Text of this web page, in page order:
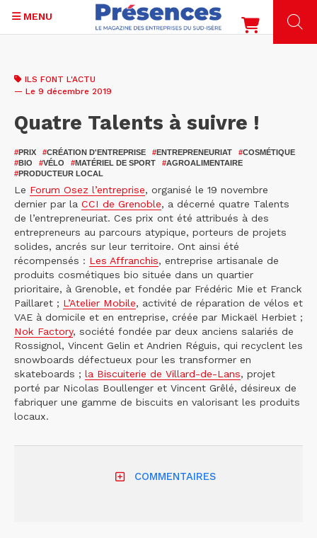
contenu
MENU
ILS FONT L'ACTU
— Le 9 décembre 2019
Quatre Talents à suivre !
#PRIX #CRÉATION D'ENTREPRISE #ENTREPRENEURIAT #COSMÉTIQUE
#BIO #VÉLO #MATÉRIEL DE SPORT #AGROALIMENTAIRE
#PRODUCTEUR LOCAL
Le Forum Osez l’entreprise, organisé le 19 novembre
dernier par la CCI de Grenoble, a décerné quatre Talents
de l’entrepreneuriat. Ces prix ont été attribués à des
entrepreneurs au parcours atypique, porteurs de projets
solides, ancrés sur leur territoire. Ont ainsi été
récompensés : Les Affranchis, entreprise artisanale de
produits cosmétiques bio située dans un quartier
prioritaire, à Grenoble, et fondée par Frédéric Mie et Franck
Paillaret ; L’Atelier Mobile, activité de réparation de vélos et
VAE à domicile et en entreprise, créée par Mickaël Herbiet ;
Nok Factory, société fondée par deux anciens salariés de
Rossignol, Vincent Gelin et Andrien Réguis, qui recyclent les
snowboards défectueux pour les transformer en
skateboards ; la Biscuiterie de Villard-de-Lans, projet
porté par Nicolas Boullenger et Vincent Grêlé, désireux de
fabriquer une gamme de biscuits en valorisant les produits
locaux.
COMMENTAIRES